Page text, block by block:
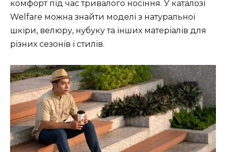
комфорт під час тривалого носіння. У каталозі
Welfare можна знайти моделі з натуральної
шкіри, велюру, нубуку та інших матеріалів для
різних сезонів і стилів.